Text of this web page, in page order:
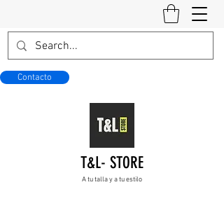
Contacto
T&L- STORE
A tu talla y a tu estilo